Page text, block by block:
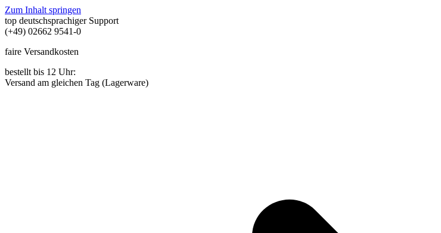
Zum Inhalt springen
top deutschsprachiger Support
(+49) 02662 9541-0
faire Versandkosten
bestellt bis 12 Uhr:
Versand am gleichen Tag (Lagerware)